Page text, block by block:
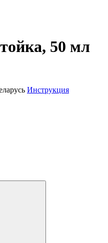
50 мл
Инструкция